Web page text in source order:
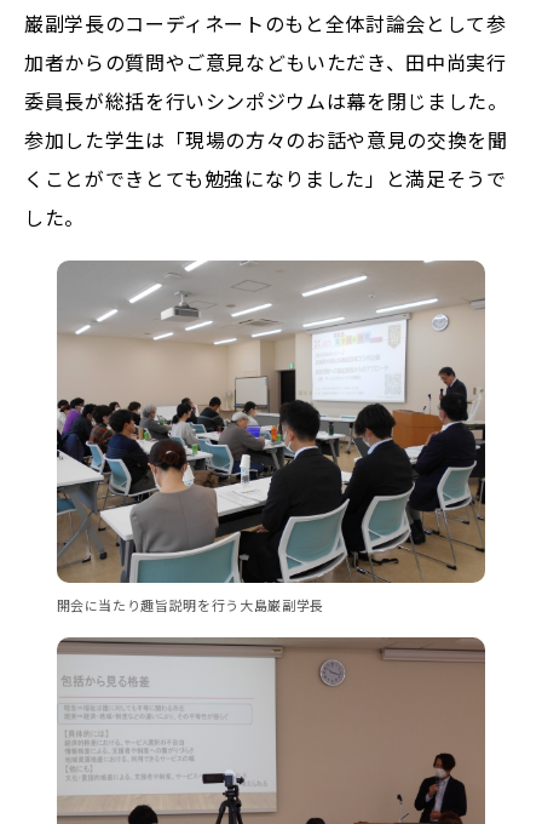
巌副学長のコーディネートのもと全体討論会として参
加者からの質問やご意見などもいただき、田中尚実行
委員長が総括を行いシンポジウムは幕を閉じました。
参加した学生は「現場の方々のお話や意見の交換を聞
くことができとても勉強になりました」と満足そうで
した。
開会に当たり趣旨説明を行う大島巌副学長